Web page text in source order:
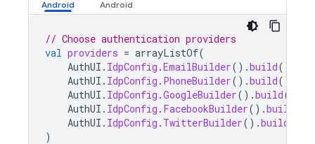
// Choose authentication providers
val providers = arrayListOf(
AuthUI . IdpConfig .EmailBuilder().build(),
AuthUI . IdpConfig . PhoneBuilder().build(),
AuthUI . IdpConfig .GoogleBuilder().build(),
AuthUI . IdpConfig . FacebookBuilder().build
AuthUI . IdpConfig . TwitterBuilder().build
)